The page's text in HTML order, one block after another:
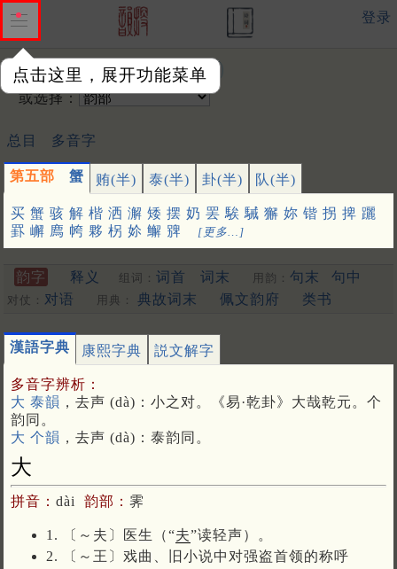
点击这里，展开功能菜单
登录
输入韵字：
或选择：
总目 多音字
第五部 蟹 贿(半) 泰(半) 卦(半) 队(半)
买 蟹 骇 解 楷 洒 澥 矮 摆 奶 罢 騃 駴 獬 妳 锴 拐 捭 躧
罫 嶰 廌 㡁 夥 柺 㚷 䲒 㗗 [更多…]
韵字 释义 组词： 词首 词末 用韵： 句末 句中
对仗： 对语 用典： 典故词末 佩文韵府 类书
漢語字典 康熙字典 説文解字
多音字辨析：
大 泰韻 ，去声 (dà)：小之对。《易·乾卦》大哉乾元。个
韵同。
大 个韻 ，去声 (dà)：泰韵同。
大
拼音： dài 韵部： 霁
1. 〔～夫〕医生（“夫”读轻声）。
2. 〔～王〕戏曲、旧小说中对强盗首领的称呼